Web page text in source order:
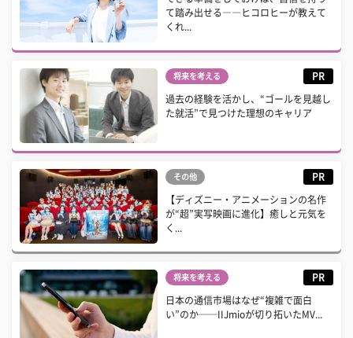
て踏み出せる――ヒコロヒーが教えて
くれ...
将来を考える PR
過去の経験を活かし、“ゴールを見越し
た就活”で見つけた理想のキャリア
その他 PR
【ディズニー・アニメーションの名作
が“超”実写映画に進化】癒しと元気を
く...
将来を考える PR
日本の通信市場はなぜ“複雑で面白
い”のか──IIJmioが切り拓いたMV...